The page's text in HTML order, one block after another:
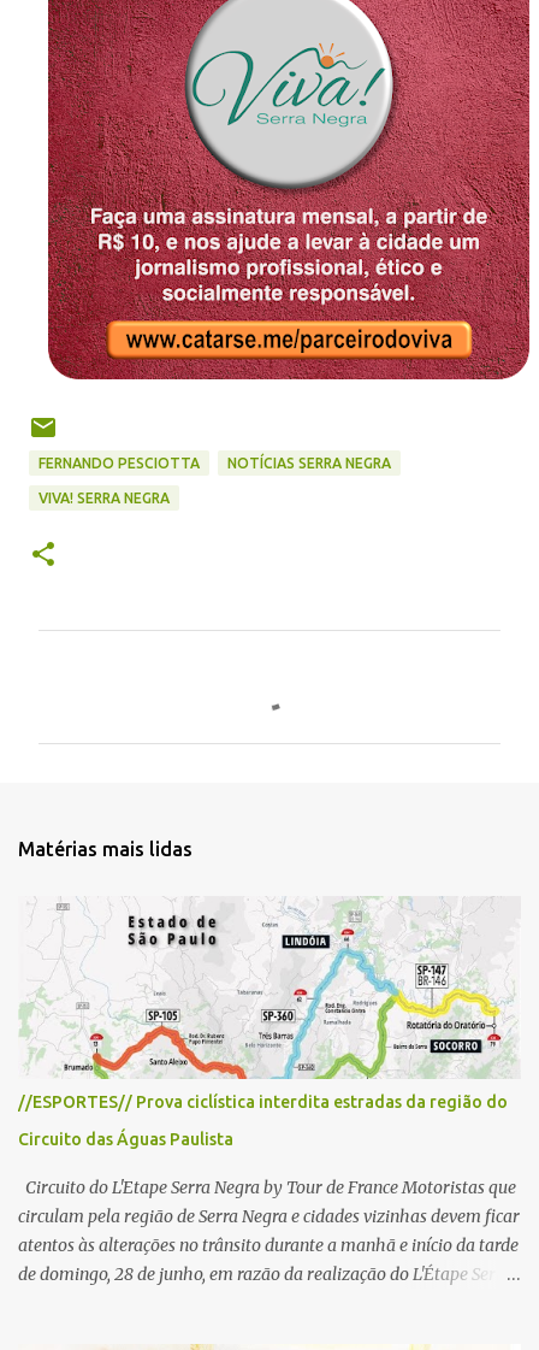
FERNANDO PESCIOTTA NOTÍCIAS SERRA NEGRA
VIVA! SERRA NEGRA
t
i
o
s
Matérias mais lidas
//ESPORTES// Prova ciclística interdita estradas da região do
Circuito das Águas Paulista
Circuito do L'Etape Serra Negra by Tour de France Motoristas que
circulam pela região de Serra Negra e cidades vizinhas devem ficar
atentos às alterações no trânsito durante a manhã e início da tarde
de domingo, 28 de junho, em razão da realização do L'Étape Serra